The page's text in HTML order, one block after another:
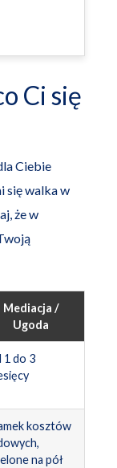
Ci się
Ciebie
się walka w
że w
Mediacja /
Ugoda
1 do 3
kosztów
na pół